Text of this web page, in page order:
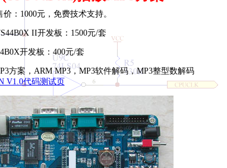
：1000元，免费技术支持。
II开发板：1500元/套
开发板：400元/套
方案，ARM MP3，MP3软件解码，MP3整型数解码
V1.0代码测试页